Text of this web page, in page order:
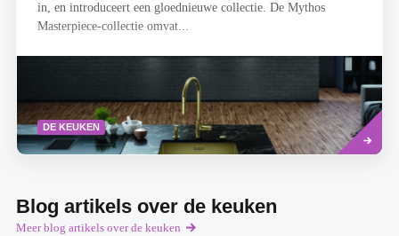
in, en introduceert een gloednieuwe collectie. De Mythos
Masterpiece-collectie omvat...
DE KEUKEN
Read
more
Blog artikels over de keuken
Meer blog artikels over de keuken